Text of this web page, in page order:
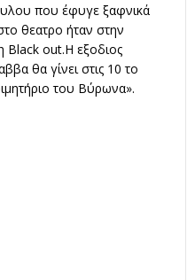
που έφυγε ξαφνικά
θεατρο ήταν στην
Βlack out.H εξοδιος
θα γίνει στις 10 το
του Βύρωνα».